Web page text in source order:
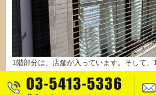
1階部分は、店舗が入っています。そして
東京三大大福にも数えられる大福が人気の